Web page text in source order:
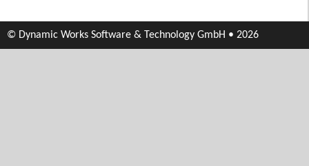
© Dynamic Works Software & Technology GmbH • 2026